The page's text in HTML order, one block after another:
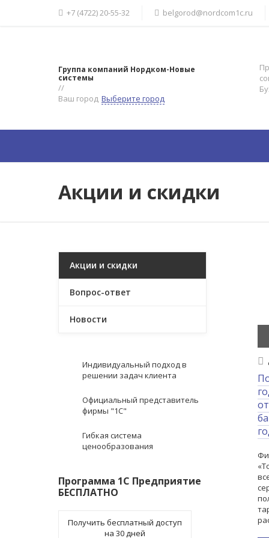
+7 (4722) 20-55-32 belgorod@nordcom1c.ru
Группа компаний Нордком-Новые
системы
//
Ваш город Выберите город
Акции и скидки
Акции и скидки
Вопрос-ответ
Новости
Индивидуальный подход в
решении задач клиента
Официальный представитель
фирмы "1С"
Гибкая система
ценообразования
Программа 1С Предприятие
БЕСПЛАТНО
Получить бесплатный доступ
на 30 дней